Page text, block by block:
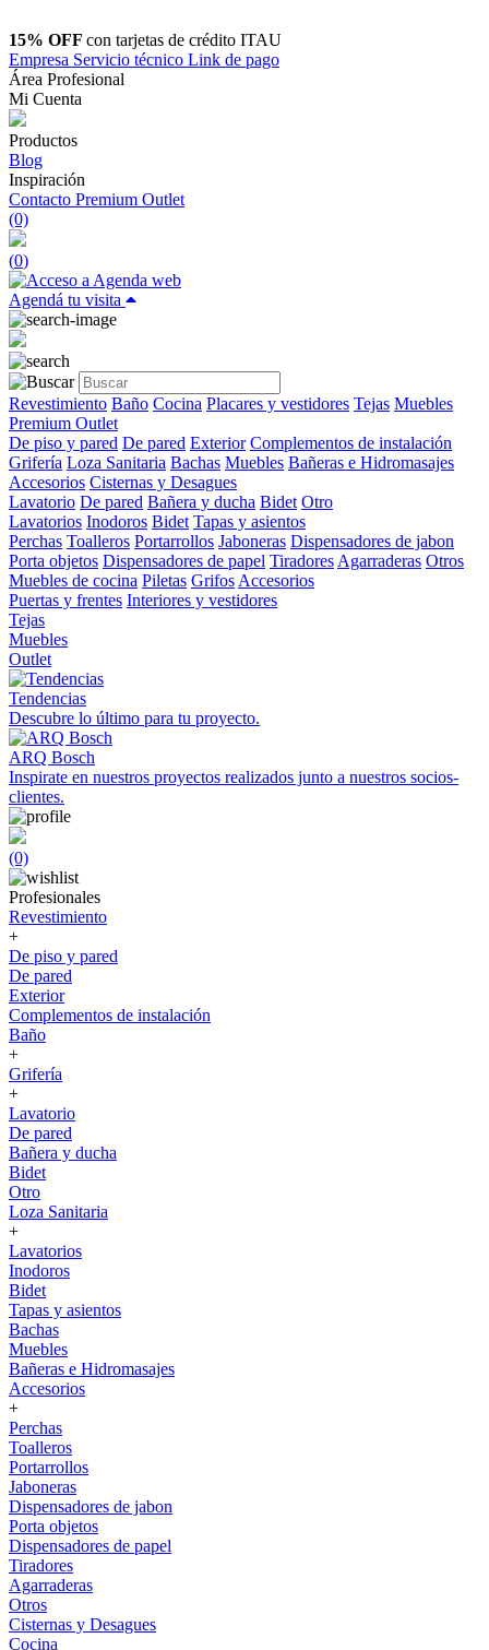
15% OFF con tarjetas de crédito ITAU
Empresa Servicio técnico Link de pago
Área Profesional
Mi Cuenta
Productos
Blog
Inspiración
Contacto Premium Outlet
(0)
(0)
Agendá tu visita
Revestimiento Baño Cocina Placares y vestidores Tejas Muebles
Premium Outlet
De piso y pared De pared Exterior Complementos de instalación
Grifería Loza Sanitaria Bachas Muebles Bañeras e Hidromasajes
Accesorios Cisternas y Desagues
Lavatorio De pared Bañera y ducha Bidet Otro
Lavatorios Inodoros Bidet Tapas y asientos
Perchas Toalleros Portarrollos Jaboneras Dispensadores de jabon
Porta objetos Dispensadores de papel Tiradores Agarraderas Otros
Muebles de cocina Piletas Grifos Accesorios
Puertas y frentes Interiores y vestidores
Tejas
Muebles
Outlet
Tendencias
Descubre lo último para tu proyecto.
ARQ Bosch
Inspirate en nuestros proyectos realizados junto a nuestros socios-
clientes.
(0)
Profesionales
Revestimiento
+
De piso y pared
De pared
Exterior
Complementos de instalación
Baño
+
Grifería
+
Lavatorio
De pared
Bañera y ducha
Bidet
Otro
Loza Sanitaria
+
Lavatorios
Inodoros
Bidet
Tapas y asientos
Bachas
Muebles
Bañeras e Hidromasajes
Accesorios
+
Perchas
Toalleros
Portarrollos
Jaboneras
Dispensadores de jabon
Porta objetos
Dispensadores de papel
Tiradores
Agarraderas
Otros
Cisternas y Desagues
Cocina